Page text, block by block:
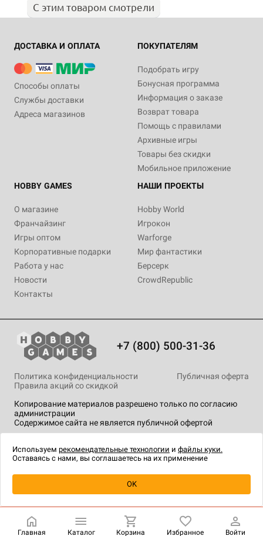
С этим товаром смотрели
ДОСТАВКА И ОПЛАТА
Способы оплаты
Службы доставки
Адреса магазинов
ПОКУПАТЕЛЯМ
Подобрать игру
Бонусная программа
Информация о заказе
Возврат товара
Помощь с правилами
Архивные игры
Товары без скидки
Мобильное приложение
HOBBY GAMES
О магазине
Франчайзинг
Игры оптом
Корпоративные подарки
Работа у нас
Новости
Контакты
НАШИ ПРОЕКТЫ
Hobby World
Игрокон
Warforge
Мир фантастики
Берсерк
CrowdRepublic
+7 (800) 500-31-36
Копирование материалов разрешено только по согласию
администрации
Содержимое сайта не является публичной офертой
Политика конфиденциальности
Публичная оферта
Правила акций со скидкой
технологии.
Главная Каталог Корзина Избранное Войти
Используем рекомендательные технологии и файлы куки.
Оставаясь с нами, вы соглашаетесь на их применение
OK